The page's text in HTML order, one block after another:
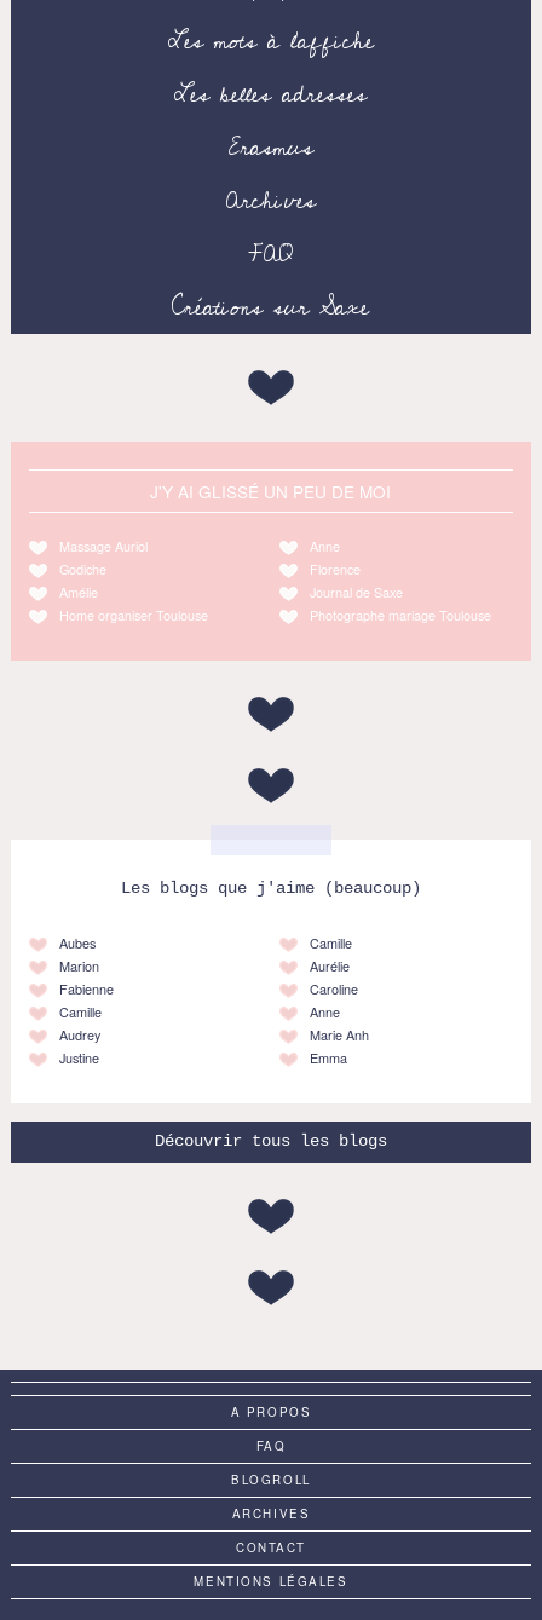
Les mots à l’affiche
Les belles adresses
Erasmus
Archives
FAQ
Créations sur Saxe
J'Y AI GLISSÉ UN PEU DE MOI
Massage Auriol
Godiche
Amélie
Home organiser Toulouse
Anne
Florence
Journal de Saxe
Photographe mariage Toulouse
Les blogs que j'aime (beaucoup)
Aubes
Marion
Fabienne
Camille
Audrey
Justine
Camille
Aurélie
Caroline
Anne
Marie Anh
Emma
Découvrir tous les blogs
A PROPOS
FAQ
BLOGROLL
ARCHIVES
CONTACT
MENTIONS LÉGALES